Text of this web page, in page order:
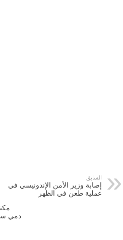
السابق
إصابة وزير الأمن الإندونيسي في
عملية طعن في الظهر
دمي